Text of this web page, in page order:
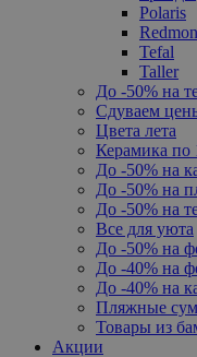
Polaris
Tefal
Taller
До -50% на
Сдуваем
Цвета лета
Керамика по
До -50% на
До -50% на
До -50% на
Все для уюта
До -50% на
До -40% на
До -40% на
Пляжные
Товары из
Акции